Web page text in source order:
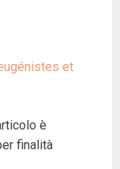
et
è
finalità